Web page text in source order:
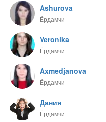
Ashurova
Ёрдамчи
Veronika
Ёрдамчи
Axmedjanova
Ёрдамчи
Дания
Ёрдамчи